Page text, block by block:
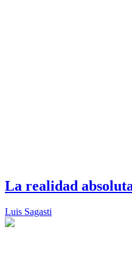
La realidad
Luis Sagasti